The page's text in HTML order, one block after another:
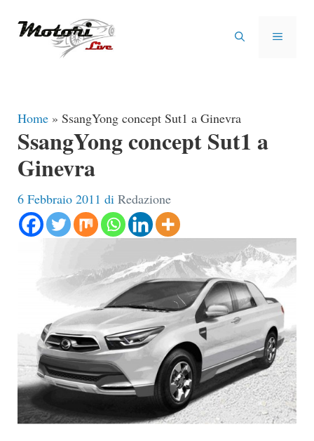
MENU
Home » SsangYong concept Sut1 a Ginevra
SsangYong concept Sut1 a
Ginevra
6 Febbraio 2011 di Redazione